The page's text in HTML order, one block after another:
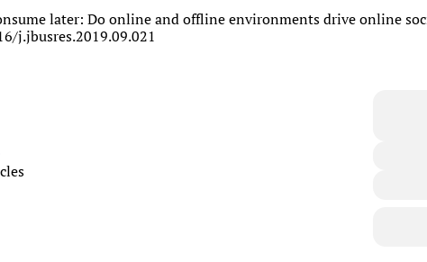
later: Do online and offline environments drive online
j.jbusres.2019.09.021